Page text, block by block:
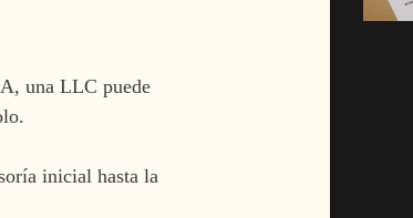
una LLC puede
inicial hasta la